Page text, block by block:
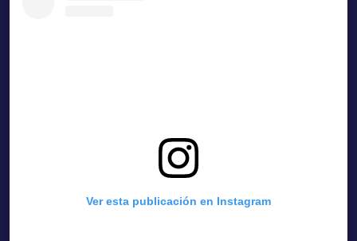
Ver esta publicación en Instagram